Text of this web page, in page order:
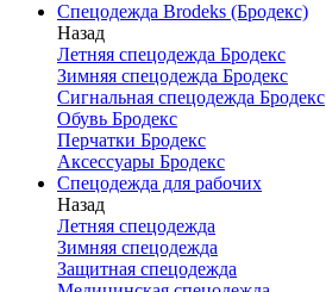
Спецодежда Brodeks (Бродекс)
Назад
Летняя спецодежда Бродекс
Зимняя спецодежда Бродекс
Сигнальная спецодежда Бродекс
Обувь Бродекс
Перчатки Бродекс
Аксессуары Бродекс
Спецодежда для рабочих
Назад
Летняя спецодежда
Зимняя спецодежда
Защитная спецодежда